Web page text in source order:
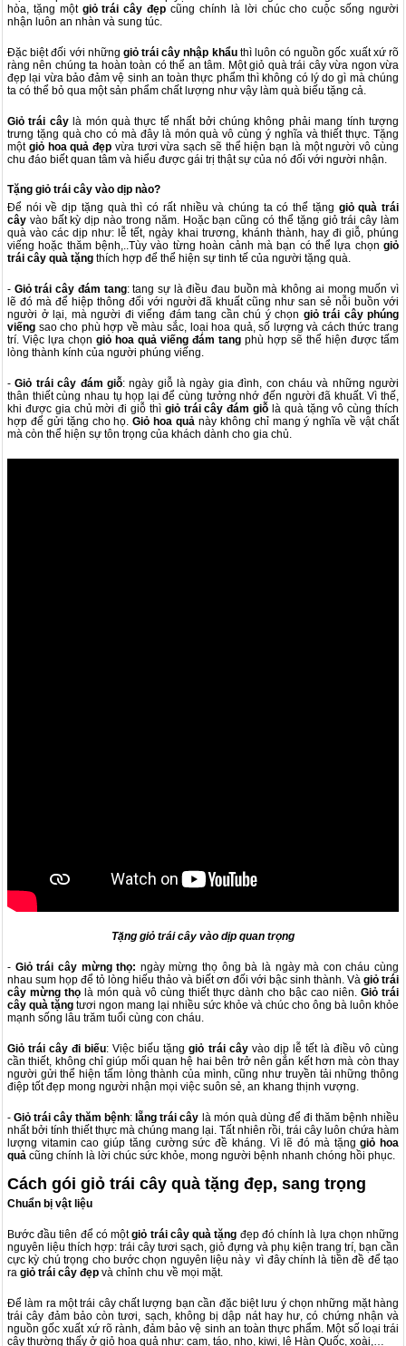
hòa, tặng một giỏ trái cây đẹp cũng chính là lời chúc cho cuộc sống người
nhận luôn an nhàn và sung túc.
Đặc biệt đối với những giỏ trái cây nhập khẩuthì luôn có nguồn gốc xuất xứ rõ
ràng nên chúng ta hoàn toàn có thể an tâm. Một giỏ quà trái cây vừa ngon vừa
đẹp lại vừa bảo đảm vệ sinh an toàn thực phẩm thì không có lý do gì mà chúng
ta có thể bỏ qua một sản phẩm chất lượng như vậy làm quà biếu tặng cả.
Giỏ trái câylà món quà thực tế nhất bởi chúng không phải mang tính tượng
trưng tặng quà cho có mà đây là món quà vô cùng ý nghĩa và thiết thực. Tặng
một giỏ hoa quả đẹp vừa tươi vừa sạch sẽ thể hiện bạn là một người vô cùng
chu đáo biết quan tâm và hiểu được gái trị thật sự của nó đối với người nhận.
Tặng giỏ trái cây vào dịp nào?
Để nói về dịp tặng quà thì có rất nhiều và chúng ta có thể tặng giỏ quà trái
cây vào bất kỳ dịp nào trong năm. Hoặc bạn cũng có thể tặng giỏ trái cây làm
quà vào các dịp như: lễ tết, ngày khai trương, khánh thành, hay đi giỗ, phúng
viếng hoặc thăm bệnh,..Tùy vào từng hoàn cảnh mà bạn có thể lựa chọn giỏ
trái cây quà tặng thích hợp để thể hiện sự tinh tế của người tặng quà.
- Giỏ trái cây đám tang: tang sự là điều đau buồn mà không ai mong muốn vì
lẽ đó mà để hiệp thông đối với người đã khuất cũng như san sẻ nỗi buồn với
người ở lại, mà người đi viếng đám tang cần chú ý chọn giỏ trái cây phúng
viếng sao cho phù hợp về màu sắc, loại hoa quả, số lượng và cách thức trang
trí. Việc lựa chọn giỏ hoa quả viếng đám tang phù hợp sẽ thể hiện được tấm
lòng thành kính của người phúng viếng.
-Giỏ trái cây đám giỗ: ngày giỗ là ngày gia đình, con cháu và những người
thân thiết cùng nhau tụ họp lại để cùng tưởng nhớ đến người đã khuất. Vì thế,
khi được gia chủ mời đi giỗ thì giỏ trái cây đám giỗ là quà tặng vô cùng thích
hợp để gửi tặng cho họ.Giỏ hoa quả này không chỉ mang ý nghĩa về vật chất
mà còn thể hiện sự tôn trọng của khách dành cho gia chủ.
Tặng giỏ trái cây vào dịp quan trọng
- Giỏ trái cây mừng thọ: ngày mừng thọ ông bà là ngày mà con cháu cùng
nhau sum họp để tỏ lòng hiếu thảo và biết ơn đối với bậc sinh thành. Và giỏ trái
cây mừng thọ là món quà vô cùng thiết thực dành cho bậc cao niên. Giỏ trái
cây quà tặng tươi ngon mang lại nhiều sức khỏe và chúc cho ông bà luôn khỏe
mạnh sống lâu trăm tuổi cùng con cháu.
Giỏ trái cây đi biếu: Việc biếu tặnggiỏ trái câyvào dịp lễ tết là điều vô cùng
cần thiết, không chỉ giúp mối quan hệ hai bên trở nên gắn kết hơn mà còn thay
người gửi thể hiện tấm lòng thành của mình, cũng như truyền tải những thông
điệp tốt đẹp mong người nhận mọi việc suôn sẻ, an khang thịnh vượng.
-Giỏ trái cây thăm bệnh: lẵng trái cây là món quà dùng để đi thăm bệnh nhiều
nhất bởi tính thiết thực mà chúng mang lại. Tất nhiên rồi, trái cây luôn chứa hàm
lượng vitamin cao giúp tăng cường sức đề kháng. Vì lẽ đó mà tặnggiỏ hoa
quả cũng chính là lời chúc sức khỏe, mong người bệnh nhanh chóng hồi phục.
Cách gói giỏ trái cây quà tặng đẹp, sang trọng
Chuẩn bị vật liệu
Bước đầu tiên để có mộtgiỏ trái cây quà tặng đẹp đó chính là lựa chọn những
nguyên liệu thích hợp: trái cây tươi sạch, giỏ đựng và phụ kiện trang trí, bạn cần
cực kỳ chú trọng cho bước chọn nguyên liệu này vì đây chính là tiền đề để tạo
ra giỏ trái cây đẹp và chỉnh chu về mọi mặt.
Để làm ra một trái cây chất lượng bạn cần đặc biệt lưu ý chọn những mặt hàng
trái cây đảm bảo còn tươi, sạch, không bị dập nát hay hư, có chứng nhận và
nguồn gốc xuất xứ rõ rành, đảm bảo vệ sinh an toàn thực phẩm. Một số loại trái
cây thường thấy ở giỏ hoa quả như: cam, táo, nho, kiwi, lê Hàn Quốc, xoài,…